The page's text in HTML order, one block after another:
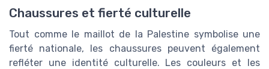
Chaussures et fierté culturelle
Tout comme le maillot de la Palestine symbolise une
fierté nationale, les chaussures peuvent également
refléter une identité culturelle. Les couleurs et les